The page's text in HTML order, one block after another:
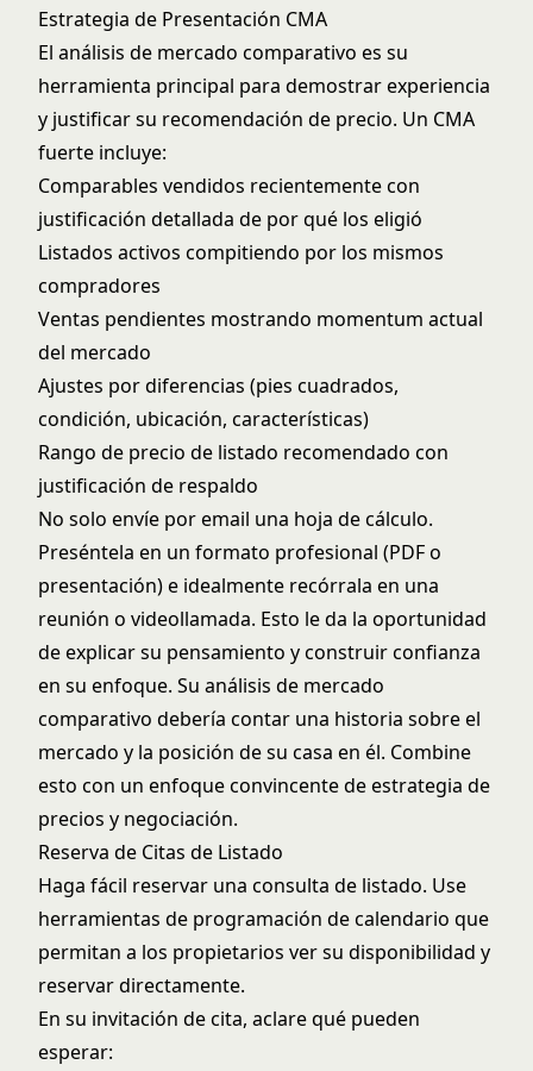
Estrategia de Presentación CMA
El análisis de mercado comparativo es su
herramienta principal para demostrar experiencia
y justificar su recomendación de precio. Un CMA
fuerte incluye:
Comparables vendidos recientemente con
justificación detallada de por qué los eligió
Listados activos compitiendo por los mismos
compradores
Ventas pendientes mostrando momentum actual
del mercado
Ajustes por diferencias (pies cuadrados,
condición, ubicación, características)
Rango de precio de listado recomendado con
justificación de respaldo
No solo envíe por email una hoja de cálculo.
Preséntela en un formato profesional (PDF o
presentación) e idealmente recórrala en una
reunión o videollamada. Esto le da la oportunidad
de explicar su pensamiento y construir confianza
en su enfoque. Su análisis de mercado
comparativo debería contar una historia sobre el
mercado y la posición de su casa en él. Combine
esto con un enfoque convincente deestrategia de
precios y negociación.
Reserva de Citas de Listado
Haga fácil reservar una consulta de listado. Use
herramientas de programación de calendario que
permitan a los propietarios ver su disponibilidad y
reservar directamente.
En su invitación de cita, aclare qué pueden
esperar: